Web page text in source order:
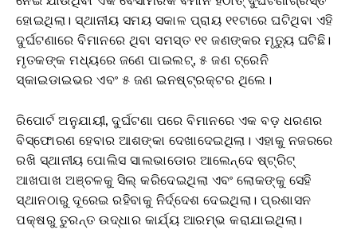
ହୋଇଥିଲା। ସ୍ଥାନୀୟ ସମୟ ସକାଳ ପ୍ରାୟ ୧୧ଟାରେ ଘଟିଥିବା ଏହି
ଦୁର୍ଘଟଣାରେ ବିମାନରେ ଥିବା ସମସ୍ତ ୧୧ ଜଣଙ୍କର ମୃତ୍ୟୁ ଘଟିଛି।
ମୃତକଙ୍କ ମଧ୍ୟରେ ଜଣେ ପାଇଲଟ୍, ୫ ଜଣ ଟ୍ରେନି
ସ୍କାଇଡାଇଭର ଏବଂ ୫ ଜଣ ଇନଷ୍ଟ୍ରକ୍ଟର ଥିଲେ।
ରିପୋର୍ଟ ଅନୁଯାୟୀ, ଦୁର୍ଘଟଣା ପରେ ବିମାନରେ ଏକ ବଡ଼ ଧରଣର
ବିସ୍ଫୋରଣ ହେବାର ଆଶଙ୍କା ଦେଖାଦେଇଥିଲା। ଏହାକୁ ନଜରରେ
ରଖି ସ୍ଥାନୀୟ ପୋଲିସ ସାଲଭାଡୋର ଆଲେନ୍ଦେ ଷ୍ଟ୍ରିଟ୍
ଆଖପାଖ ଅଞ୍ଚଳକୁ ସିଲ୍ କରିଦେଇଥିଲା ଏବଂ ଲୋକଙ୍କୁ ସେହି
ସ୍ଥାନଠାରୁ ଦୂରେଇ ରହିବାକୁ ନିର୍ଦ୍ଦେଶ ଦେଇଥିଲା। ପ୍ରଶାସନ
ପକ୍ଷରୁ ତୁରନ୍ତ ଉଦ୍ଧାର କାର୍ଯ୍ୟ ଆରମ୍ଭ କରାଯାଇଥିଲା।